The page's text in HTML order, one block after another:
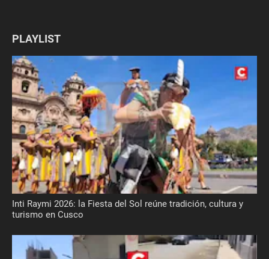
PLAYLIST
Inti Raymi 2026: la Fiesta del Sol reúne tradición, cultura y
turismo en Cusco